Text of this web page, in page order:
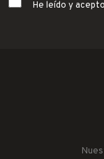
He leído y